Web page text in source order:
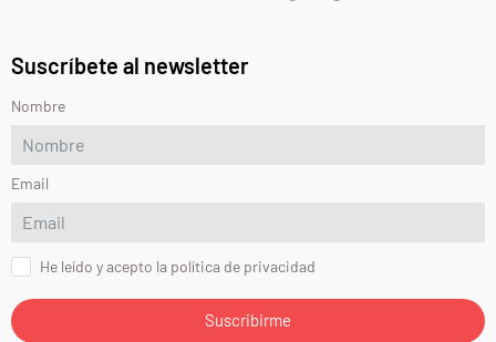
Suscríbete al newsletter
Nombre
Email
He leído y acepto la política de privacidad
Suscribirme